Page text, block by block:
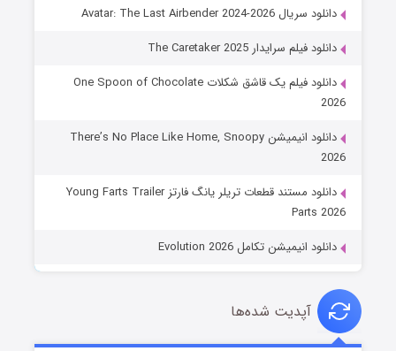
دانلود سریال Avatar: The Last Airbender 2024-2026
دانلود فیلم سرایدار The Caretaker 2025
دانلود فیلم یک قاشق شکلات One Spoon of Chocolate
2026
دانلود انیمیشن There’s No Place Like Home, Snoopy
2026
دانلود مستند قطعات تریلر یانگ فارتز Young Farts Trailer
Parts 2026
دانلود انیمیشن تکامل Evolution 2026
آپدیت شده‌ها